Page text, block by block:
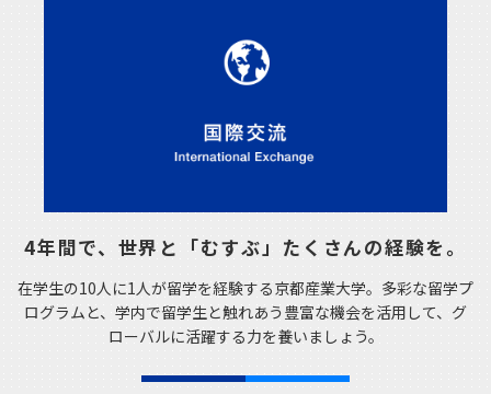
4年間で、世界と「むすぶ」たくさんの経験を。
在学生の10人に1人が留学を経験する京都産業大学。多彩な留学プ
ログラムと、学内で留学生と触れあう豊富な機会を活用して、グ
ローバルに活躍する力を養いましょう。